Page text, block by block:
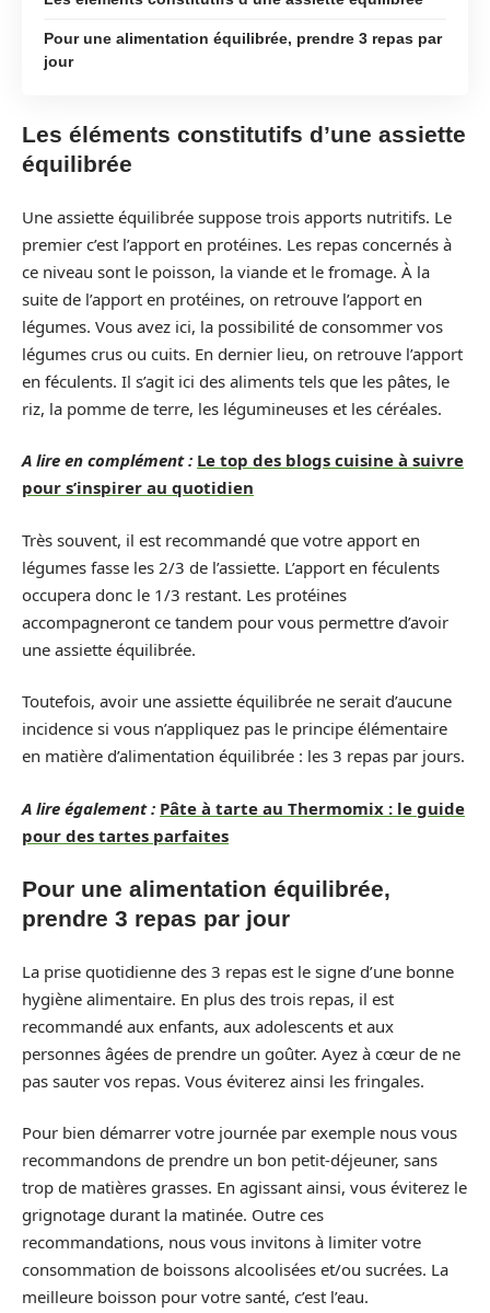
Pour une alimentation équilibrée, prendre 3 repas par
jour
Les éléments constitutifs d’une assiette
équilibrée
Une assiette équilibrée suppose trois apports nutritifs. Le
premier c’est l’apport en protéines. Les repas concernés à
ce niveau sont le poisson, la viande et le fromage. À la
suite de l’apport en protéines, on retrouve l’apport en
légumes. Vous avez ici, la possibilité de consommer vos
légumes crus ou cuits. En dernier lieu, on retrouve l’apport
en féculents. Il s’agit ici des aliments tels que les pâtes, le
riz, la pomme de terre, les légumineuses et les céréales.
A lire en complément : Le top des blogs cuisine à suivre
pour s’inspirer au quotidien
Très souvent, il est recommandé que votre apport en
légumes fasse les 2/3 de l’assiette. L’apport en féculents
occupera donc le 1/3 restant. Les protéines
accompagneront ce tandem pour vous permettre d’avoir
une assiette équilibrée.
Toutefois, avoir une assiette équilibrée ne serait d’aucune
incidence si vous n’appliquez pas le principe élémentaire
en matière d’alimentation équilibrée : les 3 repas par jours.
A lire également : Pâte à tarte au Thermomix : le guide
pour des tartes parfaites
Pour une alimentation équilibrée,
prendre 3 repas par jour
La prise quotidienne des 3 repas est le signe d’une bonne
hygiène alimentaire. En plus des trois repas, il est
recommandé aux enfants, aux adolescents et aux
personnes âgées de prendre un goûter. Ayez à cœur de ne
pas sauter vos repas. Vous éviterez ainsi les fringales.
Pour bien démarrer votre journée par exemple nous vous
recommandons de prendre un bon petit-déjeuner, sans
trop de matières grasses. En agissant ainsi, vous éviterez le
grignotage durant la matinée. Outre ces
recommandations, nous vous invitons à limiter votre
consommation de boissons alcoolisées et/ou sucrées. La
meilleure boisson pour votre santé, c’est l’eau.